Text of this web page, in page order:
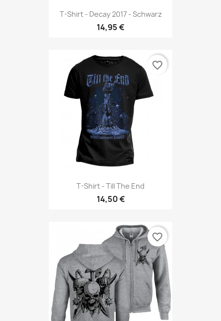
T-Shirt - Decay 2017 - Schwarz
14,95 €
T-Shirt - Till The End
14,50 €
favorite_border
favorite_border